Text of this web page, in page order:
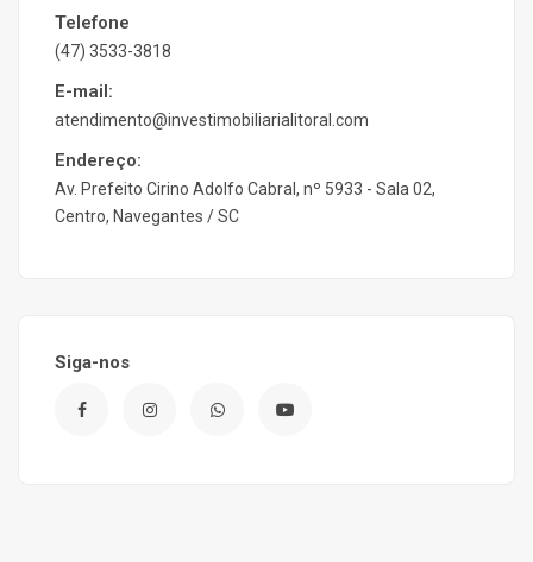
Telefone
(47) 3533-3818
E-mail:
atendimento@investimobiliarialitoral.com
Endereço:
Av. Prefeito Cirino Adolfo Cabral, nº 5933 - Sala 02,
Centro, Navegantes / SC
Siga-nos